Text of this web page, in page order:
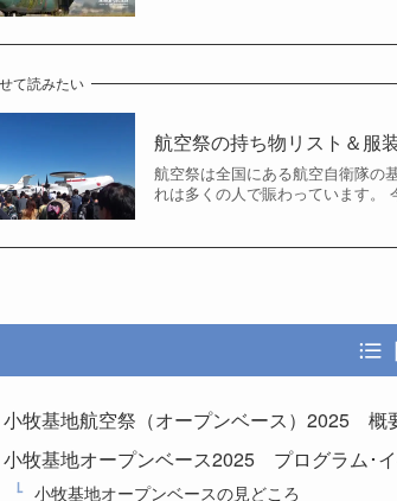
て読みたい
航空祭の持ち物リスト＆服
航空祭は全国にある航空自衛隊の
れは多くの人で賑わっています
小牧基地航空祭（オープンベース）2025 概
小牧基地オープンベース2025 プログラム･
小牧基地オープンベースの見どころ